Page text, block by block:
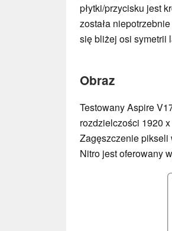
płytki/przycisku jest
została
się bliżej osi symetrii
Obraz
Testowany Aspire
rozdzielczości 1920
Zagęszczenie pikseli
Nitro jest oferowany